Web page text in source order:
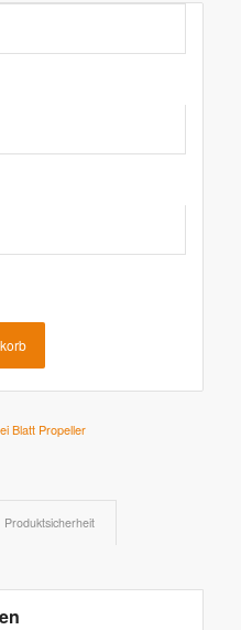
Blatt Propeller
Produktsicherheit